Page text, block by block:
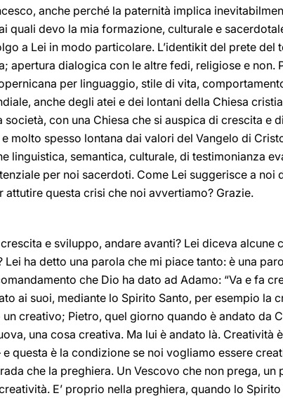
anche perché la paternità implica
quali devo la mia formazione, culturale e
a Lei in modo particolare. L’identikit del prete del
apertura dialogica con le altre fedi, religiose e non.
per linguaggio, stile di vita,
anche degli atei e dei lontani della Chiesa
con una Chiesa che si auspica di crescita e
molto spesso lontana dai valori del Vangelo di
linguistica, semantica, culturale, di testimonianza
per noi sacerdoti. Come Lei suggerisce a noi
questa crisi che noi avvertiamo? Grazie.
e sviluppo, andare avanti? Lei diceva alcune
ha detto una parola che mi piace tanto: è una
che Dio ha dato ad Adamo: “Va e fa
ai suoi, mediante lo Spirito Santo, per esempio la
creativo; Pietro, quel giorno quando è andato da
una cosa creativa. Ma lui è andato là. Creatività
questa è la condizione se noi vogliamo essere
che la preghiera. Un Vescovo che non prega, un
E’ proprio nella preghiera, quando lo